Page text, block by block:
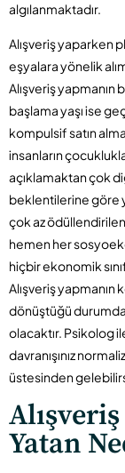
algılanmaktadır.
Alışveriş yaparken
eşyalara yönelik
Alışveriş yapmanın
başlama yaşı ise
kompulsif satın
insanların
açıklamaktan çok
beklentilerine göre
çok az
hemen her
hiçbir ekonomik
Alışveriş yapmanın
dönüştüğü
olacaktır. Psikolog
davranışınız
üstesinden
Alışveriş
Yatan